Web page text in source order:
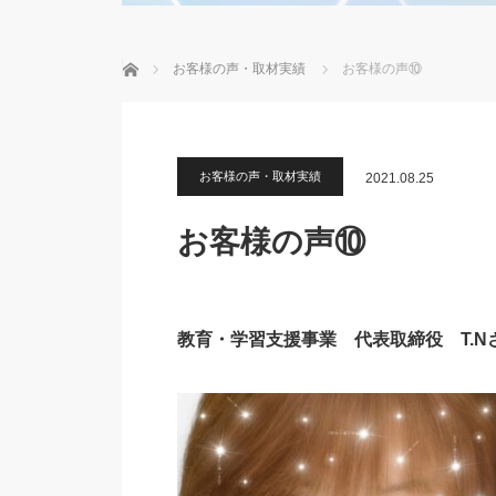
ホーム お客様の声・取材実績 お客様の声⑩
お客様の声・取材実績 2021.08.25
お客様の声⑩
教育・学習支援事業 代表取締役 T.N